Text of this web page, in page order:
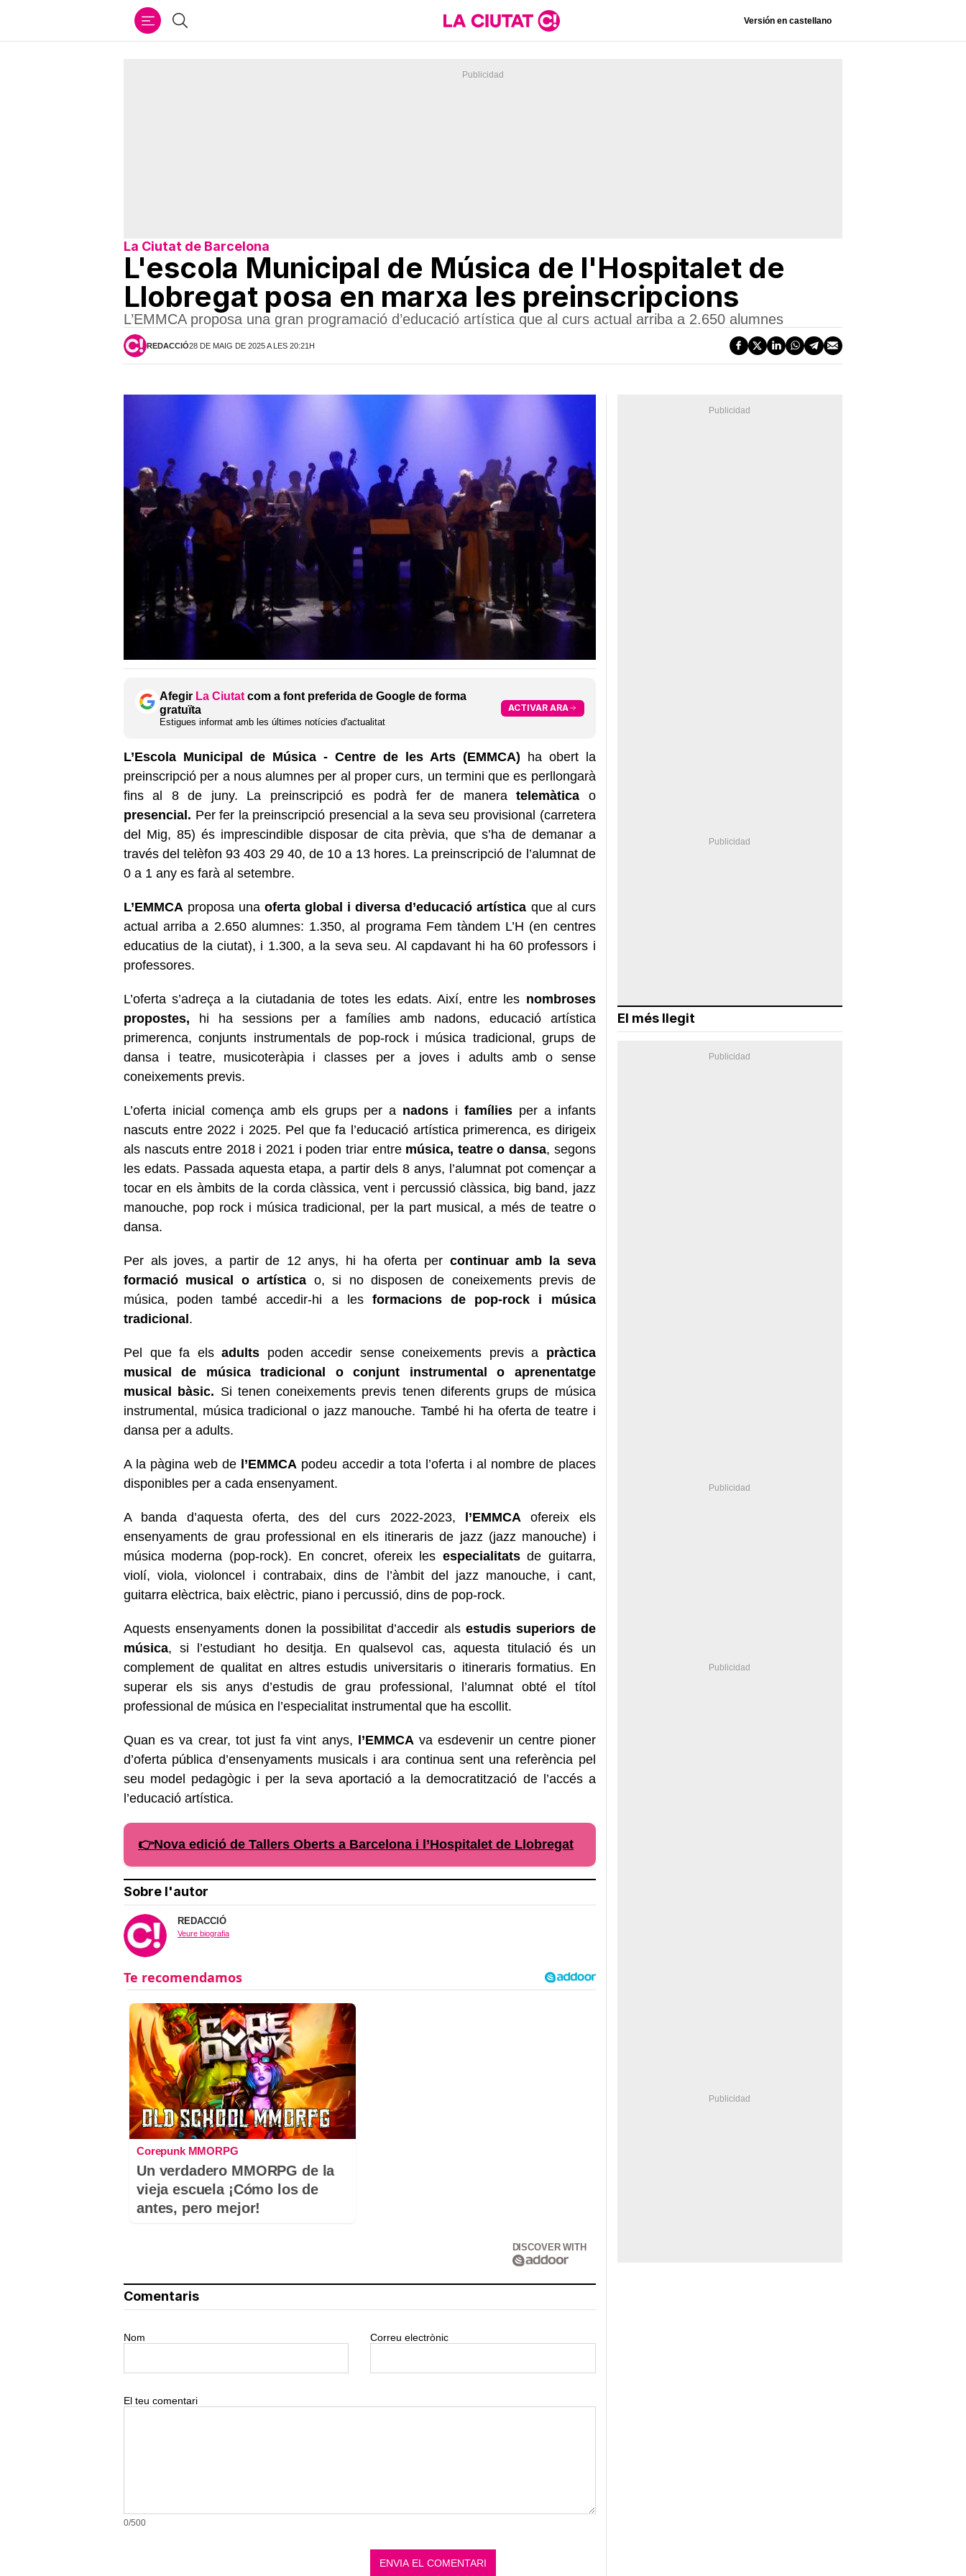
Cercar Versión en castellano
La Ciutat de Barcelona
L'escola Municipal de Música de l'Hospitalet de
Llobregat posa en marxa les preinscripcions
L’EMMCA proposa una gran programació d’educació artística que al curs actual arriba a 2.650 alumnes
REDACCIÓ28 DE MAIG DE 2025 A LES 20:21H
Afegir La Ciutat com a font preferida de Google de forma
gratuïta
Estigues informat amb les últimes notícies d'actualitat
ACTIVAR ARA
L’Escola Municipal de Música - Centre de les Arts (EMMCA) ha obert la
preinscripció per a nous alumnes per al proper curs, un termini que es perllongarà
fins al 8 de juny. La preinscripció es podrà fer de maneratelemàtica o
presencial. Per fer la preinscripció presencial a la seva seu provisional (carretera
del Mig, 85) és imprescindible disposar de cita prèvia, que s’ha de demanar a
través del telèfon 93 403 29 40, de 10 a 13 hores. La preinscripció de l’alumnat de
0 a 1 any es farà al setembre.
L’EMMCA proposa una oferta global i diversa d’educació artística que al curs
actual arriba a 2.650 alumnes: 1.350, al programa Fem tàndem L’H (en centres
educatius de la ciutat), i 1.300, a la seva seu. Al capdavant hi ha 60 professors i
professores.
L’oferta s’adreça a la ciutadania de totes les edats. Així, entre les nombroses
propostes, hi ha sessions per a famílies amb nadons, educació artística
primerenca, conjunts instrumentals de pop-rock i música tradicional, grups de
dansa i teatre, musicoteràpia i classes per a joves i adults amb o sense
coneixements previs.
L’oferta inicial comença amb els grups per a nadonsi famíliesper a infants
nascuts entre 2022 i 2025. Pel que fa l’educació artística primerenca, es dirigeix
als nascuts entre 2018 i 2021 i poden triar entremúsica, teatre o dansa, segons
les edats. Passada aquesta etapa, a partir dels 8 anys, l’alumnat pot començar a
tocar en els àmbits de la corda clàssica, vent i percussió clàssica, big band, jazz
manouche, pop rock i música tradicional, per la part musical, a més de teatre o
dansa.
Per als joves, a partir de 12 anys, hi ha oferta per continuar amb la seva
formació musical o artística o, si no disposen de coneixements previs de
música, poden també accedir-hi a les formacions de pop-rock i música
tradicional.
Pel que fa elsadults poden accedir sense coneixements previs a pràctica
musical de música tradicional o conjunt instrumental o aprenentatge
musical bàsic. Si tenen coneixements previs tenen diferents grups de música
instrumental, música tradicional o jazz manouche. També hi ha oferta de teatre i
dansa per a adults.
A la pàgina web de l’EMMCA podeu accedir a tota l’oferta i al nombre de places
disponibles per a cada ensenyament.
A banda d’aquesta oferta, des del curs 2022-2023, l’EMMCA ofereix els
ensenyaments de grau professional en els itineraris de jazz (jazz manouche) i
música moderna (pop-rock). En concret, ofereix les especialitatsde guitarra,
violí, viola, violoncel i contrabaix, dins de l’àmbit del jazz manouche, i cant,
guitarra elèctrica, baix elèctric, piano i percussió, dins de pop-rock.
Aquests ensenyaments donen la possibilitat d’accedir alsestudis superiors de
música, si l’estudiant ho desitja. En qualsevol cas, aquesta titulació és un
complement de qualitat en altres estudis universitaris o itineraris formatius. En
superar els sis anys d’estudis de grau professional, l’alumnat obté el títol
professional de música en l’especialitat instrumental que ha escollit.
Quan es va crear, tot just fa vint anys, l’EMMCA va esdevenir un centre pioner
d’oferta pública d’ensenyaments musicals i ara continua sent una referència pel
seu model pedagògic i per la seva aportació a la democratització de l’accés a
l’educació artística.
👉Nova edició de Tallers Oberts a Barcelona i l’Hospitalet de Llobregat
Sobre l'autor
REDACCIÓ
Veure biografia
Corepunk MMORPG
Un verdadero MMORPG de la
vieja escuela ¡Cómo los de
antes, pero mejor!
DISCOVER WITH
Comentaris
Nom Correu electrònic
El teu comentari
0/500
El més llegit